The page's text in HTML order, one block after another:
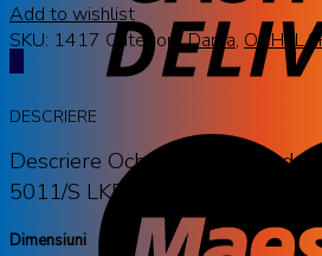
Add to wishlist
SKU: 1417 Categorii:Dama,
DESCRIERE
Descriere Ochelari de soare
5011/S LKP BLUE BLACK de la
Dimensiuni